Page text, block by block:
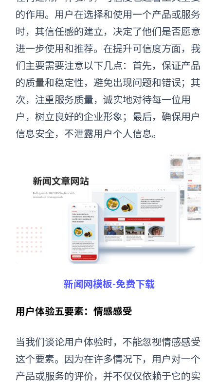
的作用。用户在选择和使用一个产品或服务
时，其信任感的建立，决定了他们是否愿意
进一步使用和推荐。在提升可信度方面，我
们主要需要注意以下几点：首先，保证产品
的质量和稳定性，避免出现问题和错误；其
次，注重服务质量，诚实地对待每一位用
户，树立良好的企业形象；最后，确保用户
信息安全，不泄露用户个人信息。
新闻网模板-免费下载
用户体验五要素：情感感受
当我们谈论用户体验时，不能忽视情感感受
这个要素。因为在许多情况下，用户对一个
产品或服务的评价，并不仅仅依赖于它的实